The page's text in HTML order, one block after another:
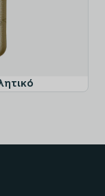
θέση του,
συνθήκες